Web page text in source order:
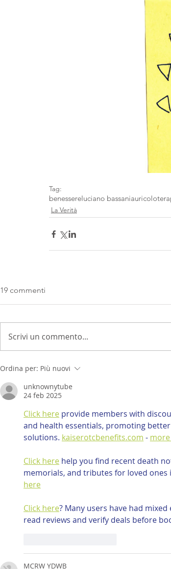
Tag:
benessereluciano bassani
La Verità
19 commenti
Scrivi un commento...
Ordina per: Più nuovi
unknownytube
24 feb 2025
Click here provide members with
and health essentials, promoting
solutions. kaiserotcbenefits.com -
Click here help you find recent death
memorials, and tributes for loved ones
here
Click here? Many users have had
read reviews and verify deals before
MCRW YDWB